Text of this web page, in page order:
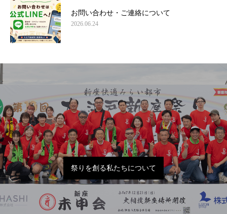
お問い合わせ・ご連絡について
2026.06.24
祭りを創る私たちについて